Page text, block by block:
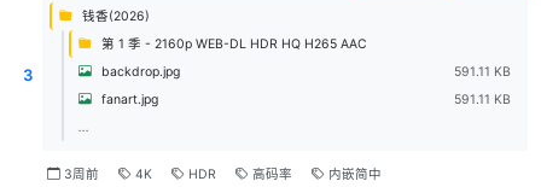
3
钱香(2026)
第 1 季 - 2160p WEB-DL HDR HQ H265 AAC
backdrop.jpg
591.11 KB
fanart.jpg
591.11 KB
...
3周前 4K HDR 高码率 内嵌简中